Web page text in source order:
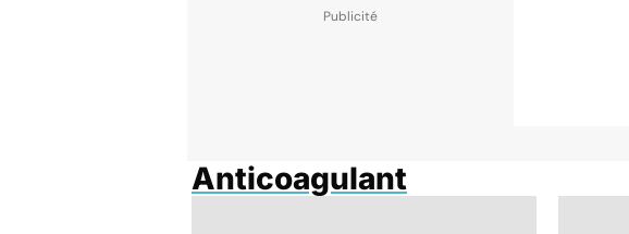
Anticoagulant